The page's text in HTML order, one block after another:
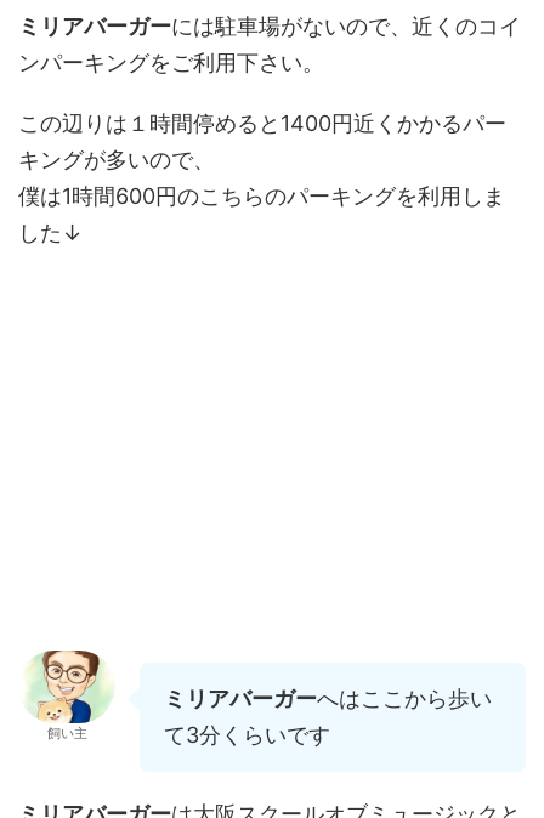
ミリアバーガーには駐車場がないので、近くのコイ
ンパーキングをご利用下さい。
この辺りは１時間停めると1400円近くかかるパー
キングが多いので、
僕は1時間600円のこちらのパーキングを利用しま
した↓
飼い主
ミリアバーガーへはここから歩い
て3分くらいです